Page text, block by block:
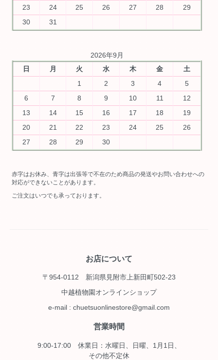
23
24 25 26 27 28
29
30
31
2026年9月
日
月 火 水 木 金
土
1
2 3 4
5
6
7 8 9 10 11
12
13
14 15 16 17 18
19
20
21 22 23 24 25
26
27
28 29 30
赤字はお休み、青字は出張等で不在のため商品の発送やお問い合わせへの
対応ができないことがあります。
ご注文はいつでも承っております。
お店について
〒954-0112 新潟県見附市上新田町502-23
中越植物園オンラインショップ
e-mail : chuetsuonlinestore@gmail.com
営業時間
9:00-17:00 休業日：水曜日、日曜、1月1日、
その他不定休